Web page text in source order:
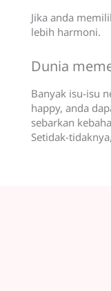
Jika anda
lebih harmoni.
Dunia
Banyak isu-isu
happy, anda
sebarkan
Setidak-